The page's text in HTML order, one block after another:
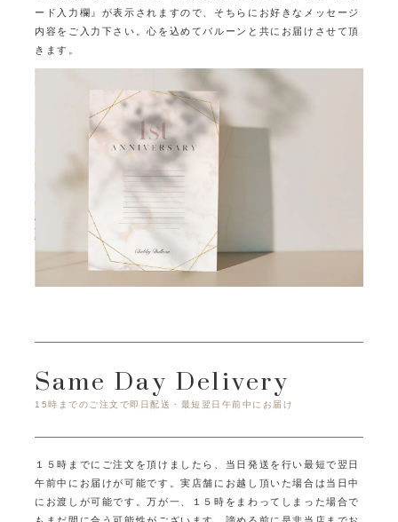
ード入力欄』が表示されますので、そちらにお好きなメッセージ
内容をご入力下さい。心を込めてバルーンと共にお届けさせて頂
きます。
Same Day Delivery
15時までのご注文で即日配送・最短翌日午前中にお届け
１５時までにご注文を頂けましたら、当日発送を行い最短で翌日
午前中にお届けが可能です。実店舗にお越し頂いた場合は当日中
にお渡しが可能です。万が一、１５時をまわってしまった場合で